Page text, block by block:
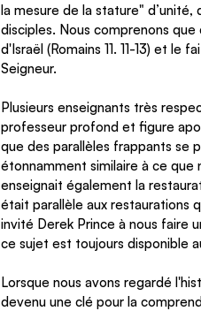
la mesure de la stature"
disciples. Nous comprenons
d'Israël (Romains 11. 11-13) et
Seigneur.
Plusieurs enseignants très
professeur profond et figure
que des parallèles frappants se
étonnamment similaire à ce que
enseignait également la
était parallèle aux restaurations
invité Derek Prince à nous faire
ce sujet est toujours disponible
Lorsque nous avons regardé
devenu une clé pour la